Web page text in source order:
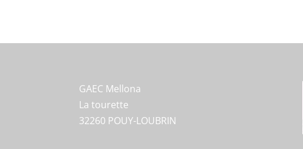
GAEC Mellona
La tourette
32260 POUY-LOUBRIN